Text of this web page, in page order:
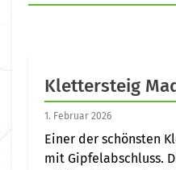
Klettersteig
1. Februar 2026
Einer der schönsten
mit Gipfelabschluss.